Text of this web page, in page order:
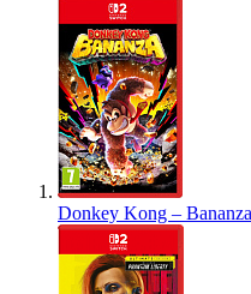
Donkey Kong –